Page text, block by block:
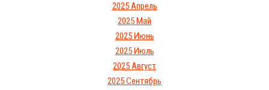
2025 Апрель
2025 Май
2025 Июнь
2025 Июль
2025 Август
2025 Сентябрь